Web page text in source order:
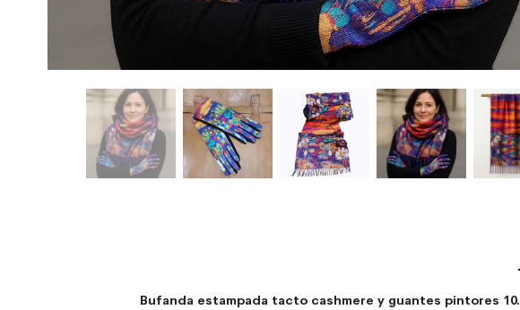
Bufanda estampada tacto cashmere y guantes pintores 10.